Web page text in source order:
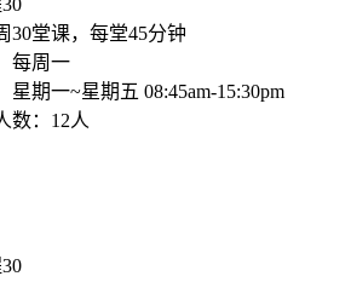
30堂课，每堂45分钟
每周一
星期一~星期五 08:45am-15:30pm
数：12人